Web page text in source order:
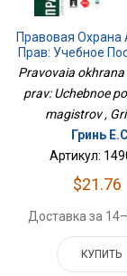
Правовая Охрана
Прав: Учебное
Pravovaia
prav: Uchebnoe
magistrov ,
Гринь
Артикул:
$21.76
Доставка за
КУПИТЬ